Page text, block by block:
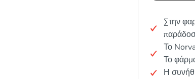
Στην
Το
Το
Η